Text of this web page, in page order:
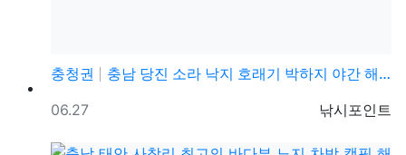
충청권
충남 당진 소라 낙지 호래기 박하지 야간 해루질 포인트…
등록자
낚시포인트
등록일
06.27